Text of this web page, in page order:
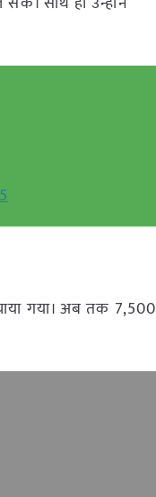
गया। अब तक 7,500